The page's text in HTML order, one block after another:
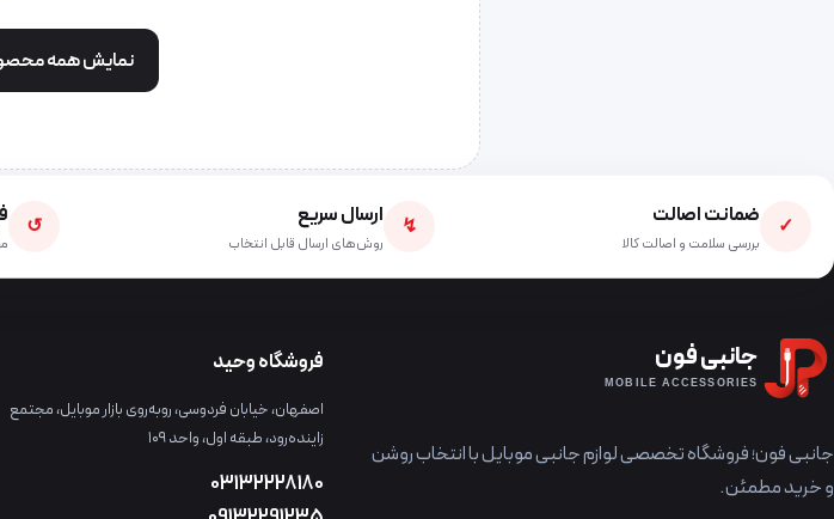
نمایش همه
✓ ضمانت اصالت
بررسی سلامت و اصالت کالا
↯ ارسال سریع
روش‌های ارسال قابل انتخاب
↺
جانبی فون
MOBILE ACCESSORIES
جانبی فون؛ فروشگاه تخصصی لوازم جانبی موبایل با انتخاب روشن
و خرید مطمئن.
فروشگاه وحید
اصفهان، خیابان فردوسی، روبه‌روی بازار موبایل، مجتمع
زاینده‌رود، طبقه اول، واحد ۱۰۹
03132228180